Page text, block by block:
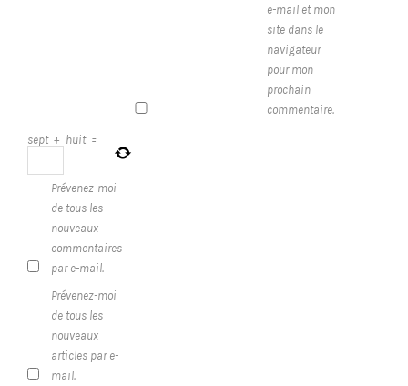
e-mail et mon
site dans le
navigateur
pour mon
prochain
commentaire.
sept + huit =
Prévenez-moi
de tous les
nouveaux
commentaires
par e-mail.
Prévenez-moi
de tous les
nouveaux
articles par e-
mail.